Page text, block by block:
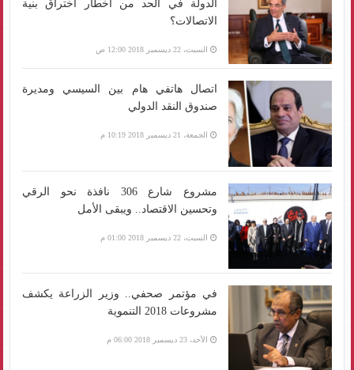
الدولة في الحد من أخطار اختراق بنية
الاتصالات؟
السبت، 22 ديسمبر 2018 12:00 ص
اتصال هاتفي هام بين السيسي ومديرة
صندوق النقد الدولي
الجمعة، 21 ديسمبر 2018 10:19 م
مشروع شارع 306 نافذة نحو الرقي
وتحسين الاقتصاد.. ويبقى الأمل
السبت، 22 ديسمبر 2018 01:00 م
في مؤتمر صحفي.. وزير الزراعة يكشف
مشروعات 2018 التنموية
الأحد، 23 ديسمبر 2018 06:00 م